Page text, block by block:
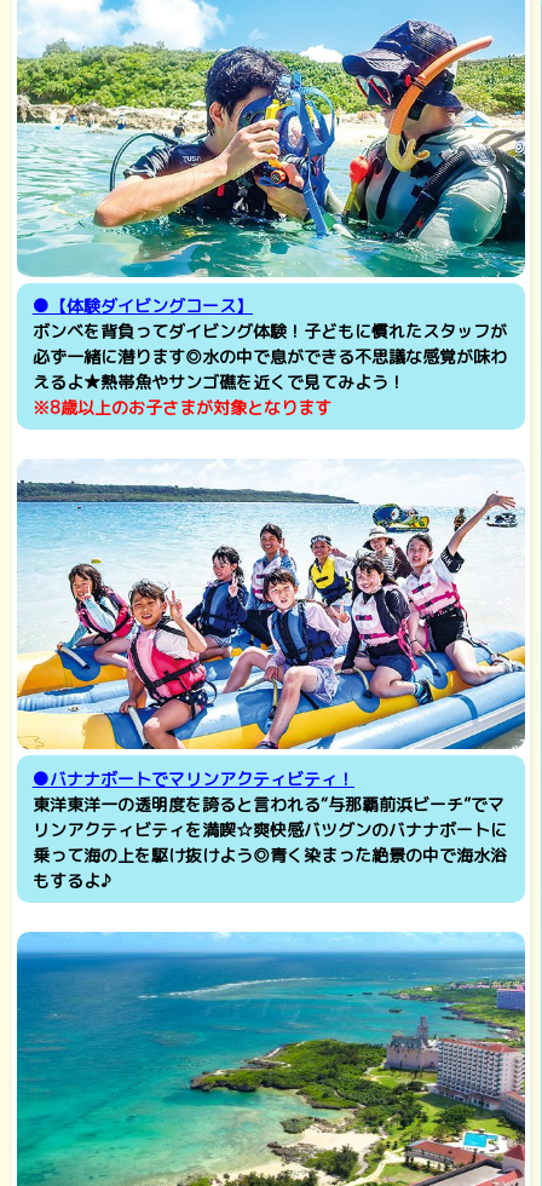
●【体験ダイビングコース】
ボンベを背負ってダイビング体験！子どもに慣れたスタッフが
必ず一緒に潜ります◎水の中で息ができる不思議な感覚が味わ
えるよ★熱帯魚やサンゴ礁を近くで見てみよう！
※8歳以上のお子さまが対象となります
●バナナボートでマリンアクティビティ！
東洋東洋一の透明度を誇ると言われる“与那覇前浜ビーチ”でマ
リンアクティビティを満喫☆爽快感バツグンのバナナボートに
乗って海の上を駆け抜けよう◎青く染まった絶景の中で海水浴
もするよ♪